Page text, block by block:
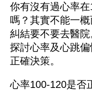
你有沒有過心率
嗎？其實不能一
糾結要不要去醫
探討心率及心跳
正確決策。
心率100-120是否